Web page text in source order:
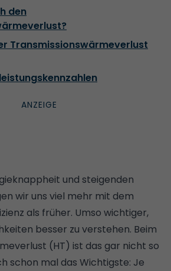
den
Transmissionswärmeverlust
und steigenden
wir uns viel mehr mit dem
als früher. Umso wichtiger,
besser zu verstehen. Beim
(HT) ist das gar nicht so
schon mal das Wichtigste: Je